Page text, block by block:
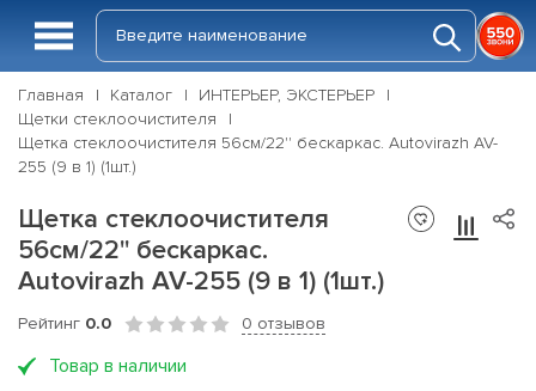
Главная Каталог
ИНТЕРЬЕР, ЭКСТЕРЬЕР
Щетки стеклоочистителя
Щетка стеклоочистителя 56см/22'' бескаркас. Autovirazh AV-
255 (9 в 1) (1шт.)
Щетка стеклоочистителя
56см/22'' бескаркас.
Autovirazh AV-255 (9 в 1) (1шт.)
Рейтинг 0.0 0 отзывов
Товар в наличии